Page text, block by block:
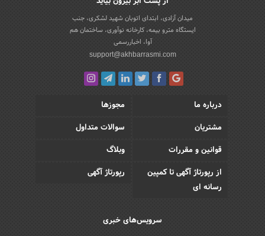
میدان آزادی، ابتدای اتوبان شهید لشکری، جنب
ایستگاه مترو بیمه، کارخانه نوآوری، ساختمان هم
آوا، اخباررسمی
support@akhbarrasmi.com
درباره ما
مجوزها
مشتریان
سوالات متداول
قوانین و مقررات
وبلاگ
از رپورتاژ آگهی تا کمپین
رسانه ای
رپورتاژ آگهی
سرویس‌های خبری